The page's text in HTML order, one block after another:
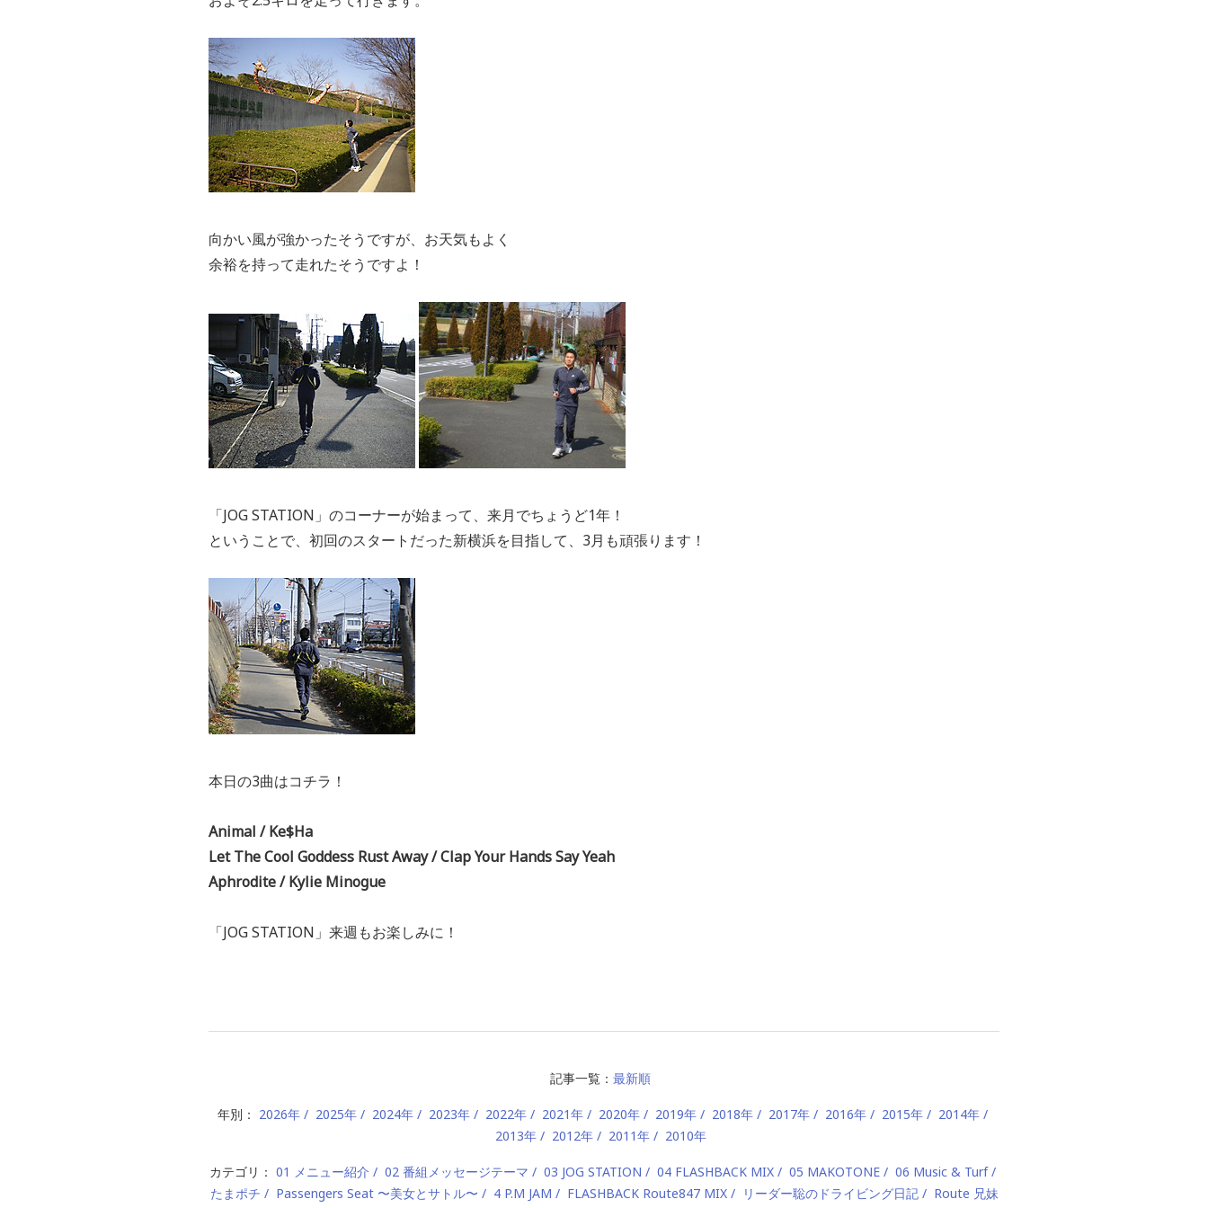
向かい風が強かったそうですが、お天気もよく
余裕を持って走れたそうですよ！
「JOG STATION」のコーナーが始まって、来月でちょうど1年！
ということで、初回のスタートだった新横浜を目指して、3月も頑張ります！
本日の3曲はコチラ！
Animal / Ke$Ha
Let The Cool Goddess Rust Away / Clap Your Hands Say Yeah
Aphrodite / Kylie Minogue
「JOG STATION」来週もお楽しみに！
記事一覧： 最新順
年別： 2026年 2025年 2024年 2023年 2022年 2021年 2020年 2019年 2018年 2017年 2016年 2015年
2014年
2013年
2012年 2011年 2010年
カテゴリ： 01 メニュー紹介 02 番組メッセージテーマ 03 JOG STATION 04 FLASHBACK MIX 05 MAKOTONE
06 Music & Turf
たまポチ
Passengers Seat 〜美女とサトル〜 4 P.M JAM FLASHBACK Route847 MIX リーダー聡のドライビング日記
Route 兄妹